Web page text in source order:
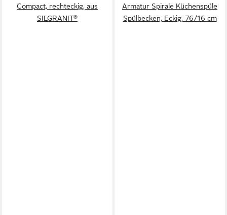
Compact, rechteckig, aus
SILGRANIT®
Armatur Spirale Küchenspüle
Spülbecken, Eckig, 76/16 cm